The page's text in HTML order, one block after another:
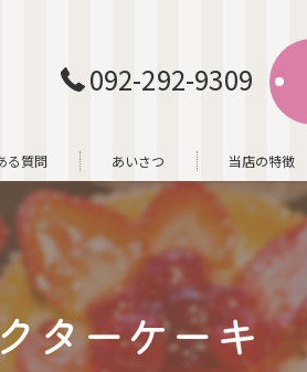
092-292-9309
る質問 あいさつ 当店の特徴
レモンケー
ギフト
低カロリー
ターケーキ